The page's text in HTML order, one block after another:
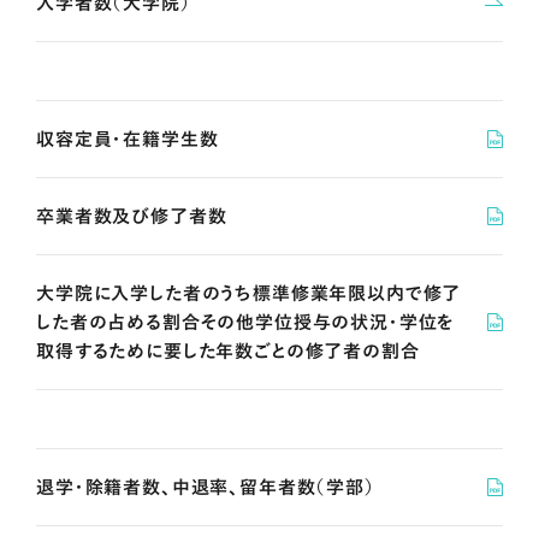
収容定員・在籍学生数
卒業者数及び修了者数
大学院に入学した者のうち標準修業年限以内で修了
した者の占める割合その他学位授与の状況・学位を
取得するために要した年数ごとの修了者の割合
退学・除籍者数、中退率、留年者数（学部）